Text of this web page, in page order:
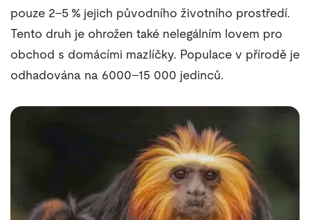
pouze 2–5 % jejich původního životního prostředí.
Tento druh je ohrožen také nelegálním lovem pro
obchod s domácími mazlíčky. Populace v přírodě je
odhadována na 6000–15 000 jedinců.